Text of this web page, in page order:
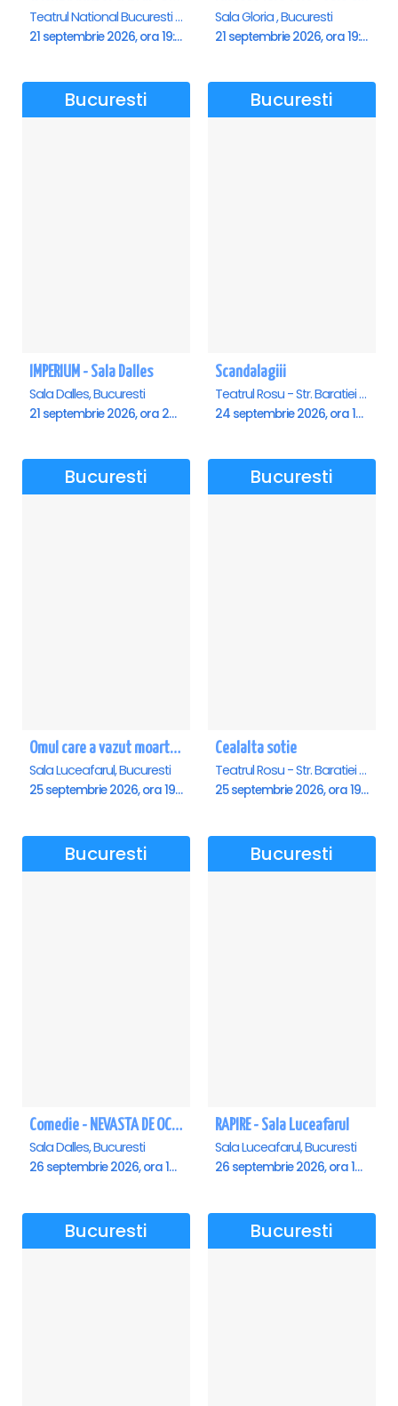
Teatrul National Bucuresti - Sala Ion Caramitru, Bucuresti
21 septembrie 2026, ora 19:00
Sala Gloria , Bucuresti
21 septembrie 2026, ora 19:00
Bucuresti
IMPERIUM - Sala Dalles
Sala Dalles, Bucuresti
21 septembrie 2026, ora 20:00
Bucuresti
Scandalagiii
Teatrul Rosu - Str. Baratiei 31, Bucuresti
24 septembrie 2026, ora 19:30
Bucuresti
Omul care a vazut moartea - Sala Luceafarul
Sala Luceafarul, Bucuresti
25 septembrie 2026, ora 19:00
Bucuresti
Cealalta sotie
Teatrul Rosu - Str. Baratiei 31, Bucuresti
25 septembrie 2026, ora 19:30
Bucuresti
Comedie - NEVASTA DE OCAZIE !!!
Sala Dalles, Bucuresti
26 septembrie 2026, ora 19:00
Bucuresti
RAPIRE - Sala Luceafarul
Sala Luceafarul, Bucuresti
26 septembrie 2026, ora 19:00
Bucuresti Bucuresti